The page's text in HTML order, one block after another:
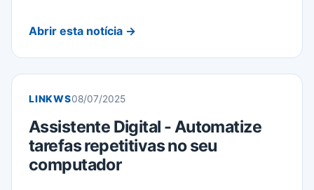
Abrir esta notícia →
LINKWS08/07/2025
Assistente Digital - Automatize
tarefas repetitivas no seu
computador